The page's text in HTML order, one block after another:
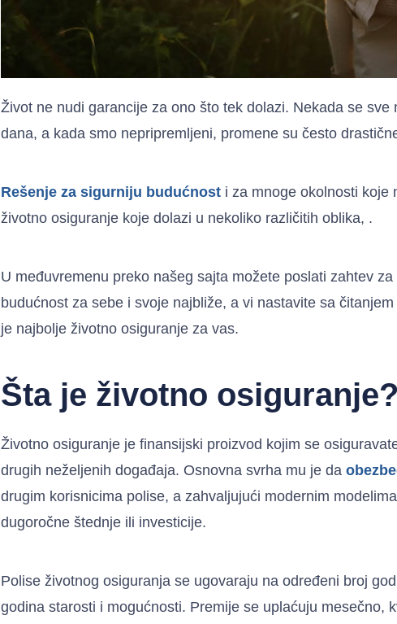
Život ne nudi garancije za ono što tek dolazi. Nekada se sve
dana, a kada smo nepripremljeni, promene su često
Rešenje za sigurniju budućnost i za mnoge okolnosti koje
životno osiguranje koje dolazi u nekoliko različitih oblika, .
U međuvremenu preko našeg sajta možete poslati zahtev za
budućnost za sebe i svoje najbliže, a vi nastavite sa
je najbolje životno osiguranje za vas.
Šta je životno osiguranje?
Životno osiguranje je finansijski proizvod kojim se
drugih neželjenih događaja. Osnovna svrha mu je da
drugim korisnicima polise, a zahvaljujući modernim
dugoročne štednje ili investicije.
Polise životnog osiguranja se ugovaraju na određeni broj
godina starosti i mogućnosti. Premije se uplaćuju mesečno,